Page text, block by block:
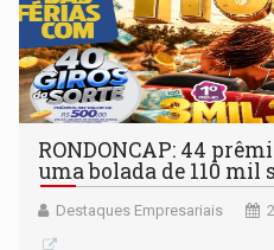
RONDONCAP: 44
uma bolada de 110 mil
Destaques Empresariais